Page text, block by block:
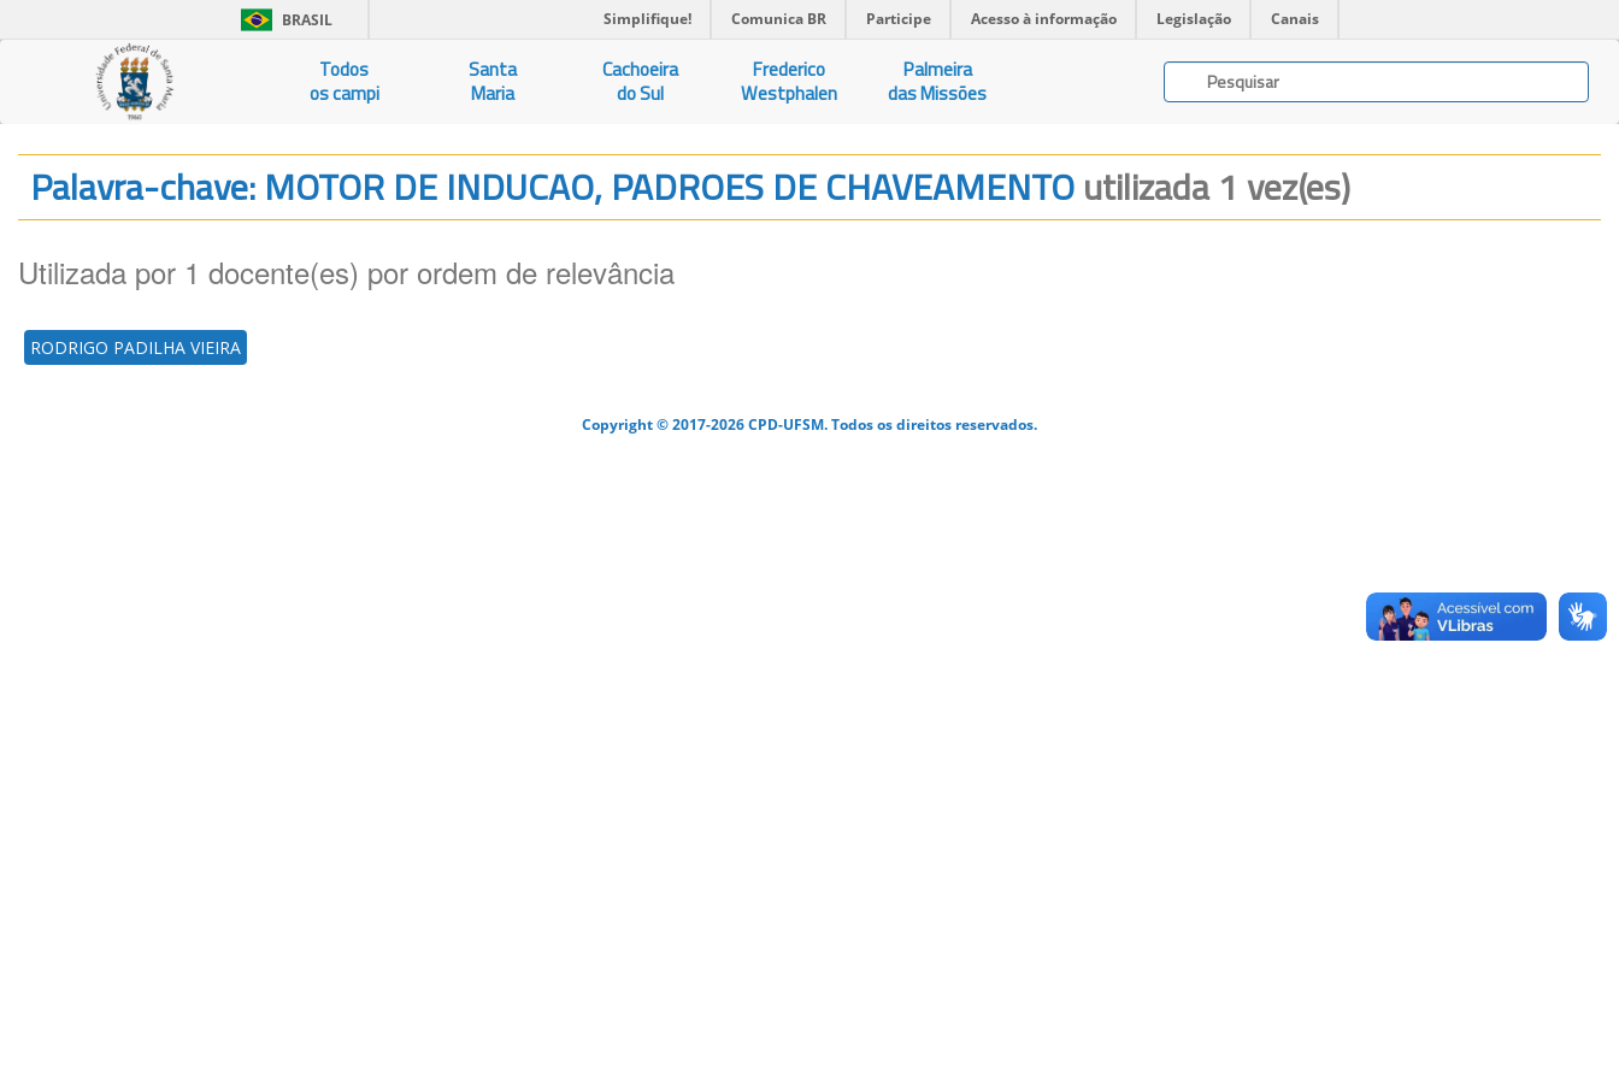
BRASIL Simplifique! Comunica BR Participe Acesso à informação Legislação Canais
Todos
os campi
Santa
Maria
Cachoeira
do Sul
Frederico
Westphalen
Palmeira
das Missões
Palavra-chave: MOTOR DE INDUCAO, PADROES DE CHAVEAMENTOutilizada 1 vez(es)
Utilizada por 1 docente(es) por ordem de relevância
RODRIGO PADILHA VIEIRA
Copyright © 2017-2026 CPD-UFSM. Todos os direitos reservados.